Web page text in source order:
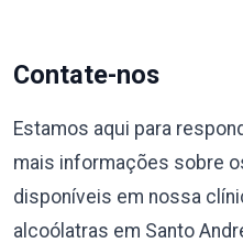
Contate-nos
Estamos aqui para
mais informações sobre
disponíveis em nossa
alcoólatras em Santo